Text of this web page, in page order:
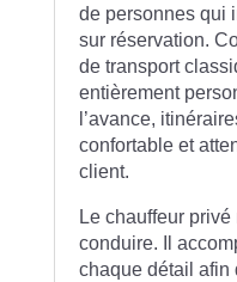
de personnes qui
sur réservation.
de transport
entièrement
l’avance,
confortable et
client.
Le chauffeur
conduire. Il
chaque détail afin